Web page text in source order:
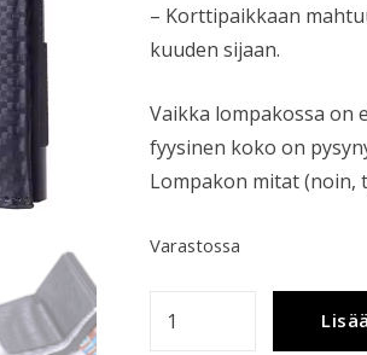
– Korttipaikkaan
kuuden sijaan.
Vaikka lompakossa on
fyysinen koko on
Lompakon mitat (noin,
Varastossa